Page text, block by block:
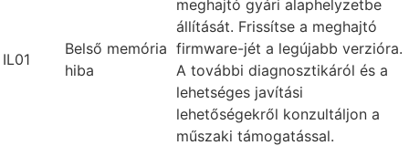
IL01
Belső memória
hiba
meghajtó gyári alaphelyzetbe
állítását. Frissítse a meghajtó
firmware-jét a legújabb verzióra.
A további diagnosztikáról és a
lehetséges javítási
lehetőségekről konzultáljon a
műszaki támogatással.